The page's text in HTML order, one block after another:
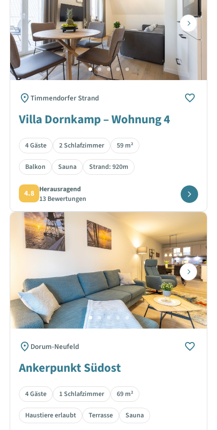
Next
Timmendorfer Strand
Villa Dornkamp – Wohnung 4
4 Gäste 2 Schlafzimmer 59 m²
Balkon Sauna Strand: 920m
4.8 Herausragend
13 Bewertungen
Next
Dorum-Neufeld
Ankerpunkt Südost
4 Gäste 1 Schlafzimmer 69 m²
Haustiere erlaubt Terrasse Sauna